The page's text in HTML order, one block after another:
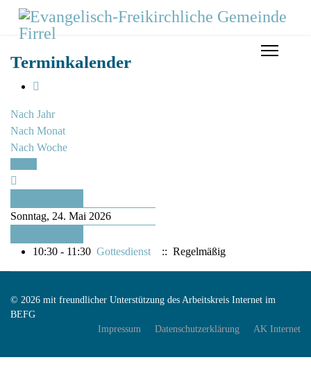
Terminkalender
Nach Jahr
Nach Monat
Nach Woche
Sonntag, 24. Mai 2026
10:30 - 11:30 Gottesdienst :: Regelmäßig
© 2026 mit freundlicher Unterstützung des Arbeitskreis Internet im
BEFG
Impressum
Datenschutzerklärung AK Internet